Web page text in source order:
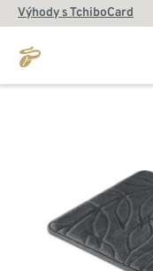
Výhody s TchiboCard